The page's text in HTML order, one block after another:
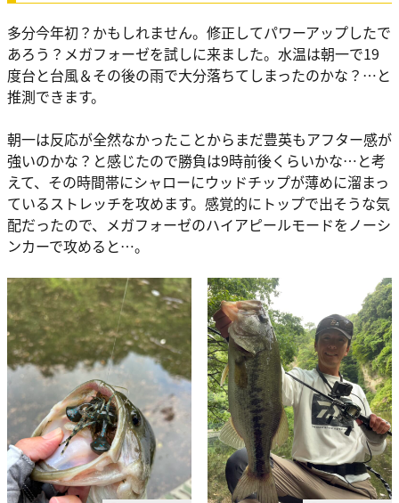
多分今年初？かもしれません。修正してパワーアップしたで
あろう？メガフォーゼを試しに来ました。水温は朝一で19
度台と台風＆その後の雨で大分落ちてしまったのかな？…と
推測できます。
朝一は反応が全然なかったことからまだ豊英もアフター感が
強いのかな？と感じたので勝負は9時前後くらいかな…と考
えて、その時間帯にシャローにウッドチップが薄めに溜まっ
ているストレッチを攻めます。感覚的にトップで出そうな気
配だったので、メガフォーゼのハイアピールモードをノーシ
ンカーで攻めると…。